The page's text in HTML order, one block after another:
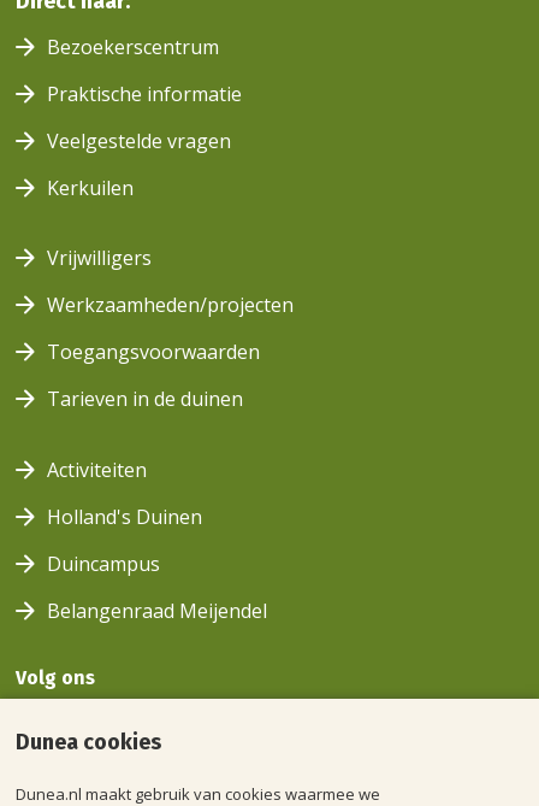
Duincampus
Duincampus
Bezoekerscentrum
Praktische informatie
Veelgestelde vragen
Kerkuilen
Vrijwilligers
Werkzaamheden/projecten
Toegangsvoorwaarden
Tarieven in de duinen
Activiteiten
Holland's Duinen
Duincampus
Belangenraad Meijendel
Volg ons
Volg ons
facebook
Volg
youtubeinstagramlinkedin
Dunea cookies
Dunea.nl maakt gebruik van cookies waarmee we